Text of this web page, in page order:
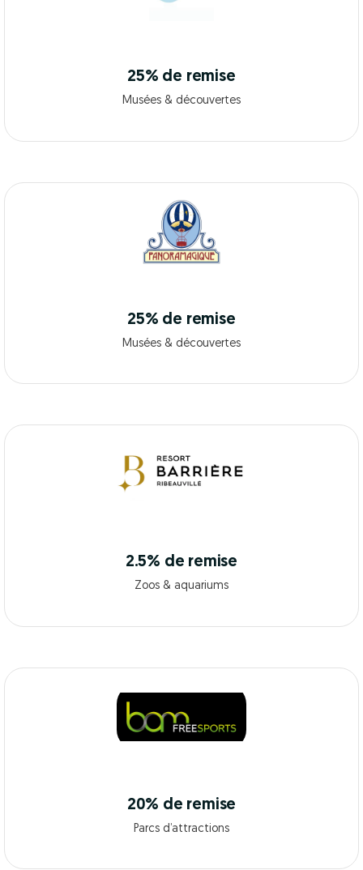
25% de remise
Musées & découvertes
25% de remise
Musées & découvertes
2.5% de remise
Zoos & aquariums
20% de remise
Parcs d’attractions